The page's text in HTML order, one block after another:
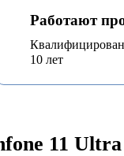
Работают
10 лет
11 Ultra